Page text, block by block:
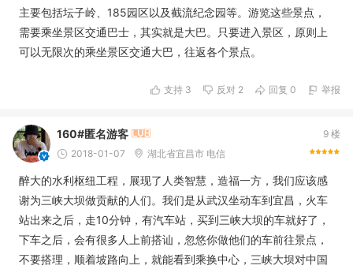
主要包括坛子岭、185园区以及截流纪念园等。游览这些景点，
需要乘坐景区交通巴士，其实就是大巴。只要进入景区，原则上
可以无限次的乘坐景区交通大巴，往返各个景点。
支持 3 反对 2 回复 0 举报
9 楼
160#匿名游客
2018-01-07 湖北省宜昌市 电信
醉大的水利枢纽工程，展现了人类智慧，造福一方，我们应该感
谢为三峡大坝做贡献的人们。我们是从武汉坐动车到宜昌，火车
站出来之后，走10分钟，有汽车站，买到三峡大坝的车就好了，
下车之后，会有很多人上前搭讪，忽悠你做他们的车前往景点，
不要搭理，顺着坡路向上，就能看到乘换中心，三峡大坝对中国